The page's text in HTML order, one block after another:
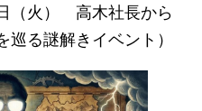
（火） 高木社長から
る謎解きイベント）